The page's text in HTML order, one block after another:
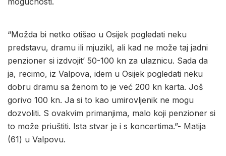
“Možda bi netko otišao u Osijek pogledati neku
predstavu, dramu ili mjuzikl, ali kad ne može taj jadni
penzioner si izdvojit’ 50-100 kn za ulaznicu. Sada da
ja, recimo, iz Valpova, idem u Osijek pogledati neku
dobru dramu sa ženom to je već 200 kn karta. Još
gorivo 100 kn. Ja si to kao umirovljenik ne mogu
dozvoliti. S ovakvim primanjima, malo koji penzioner si
to može priuštiti. Ista stvar je i s koncertima.”- Matija
(61) u Valpovu.